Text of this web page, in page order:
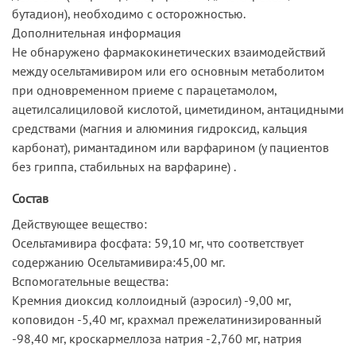
бутадион), необходимо с осторожностью.
Дополнительная информация
Не обнаружено фармакокинетических взаимодействий
между осельтамивиром или его основным метаболитом
при одновременном приеме с парацетамолом,
ацетилсалициловой кислотой, циметидином, антацидными
средствами (магния и алюминия гидроксид, кальция
карбонат), римантадином или варфарином (у пациентов
без гриппа, стабильных на варфарине) .
Состав
Действующее вещество:
Осельтамивира фосфата: 59,10 мг, что соответствует
содержанию Осельтамивира:45,00 мг.
Вспомогательные вещества:
Кремния диоксид коллоидный (аэросил) -9,00 мг,
коповидон -5,40 мг, крахмал прежелатинизированный
-98,40 мг, кроскармеллоза натрия -2,760 мг, натрия